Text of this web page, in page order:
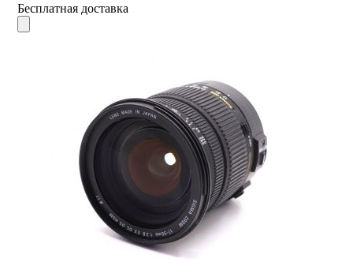
Бесплатная доставка